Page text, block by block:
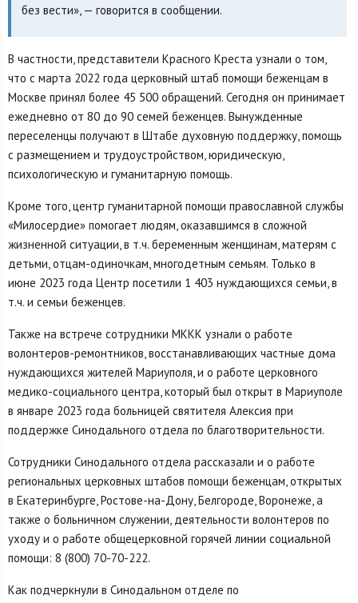
без вести», — говорится в сообщении.
В частности, представители Красного Креста узнали о том,
что с марта 2022 года церковный штаб помощи беженцам в
Москве принял более 45 500 обращений. Сегодня он принимает
ежедневно от 80 до 90 семей беженцев. Вынужденные
переселенцы получают в Штабе духовную поддержку, помощь
с размещением и трудоустройством, юридическую,
психологическую и гуманитарную помощь.
Кроме того, центр гуманитарной помощи православной службы
«Милосердие» помогает людям, оказавшимся в сложной
жизненной ситуации, в т.ч. беременным женщинам, матерям с
детьми, отцам-одиночкам, многодетным семьям. Только в
июне 2023 года Центр посетили 1 403 нуждающихся семьи, в
т.ч. и семьи беженцев.
Также на встрече сотрудники МККК узнали о работе
волонтеров-ремонтников, восстанавливающих частные дома
нуждающихся жителей Мариуполя, и о работе церковного
медико-социального центра, который был открыт в Мариуполе
в январе 2023 года больницей святителя Алексия при
поддержке Синодального отдела по благотворительности.
Сотрудники Синодального отдела рассказали и о работе
региональных церковных штабов помощи беженцам, открытых
в Екатеринбурге, Ростове-на-Дону, Белгороде, Воронеже, а
также о больничном служении, деятельности волонтеров по
уходу и о работе общецерковной горячей линии социальной
помощи: 8 (800) 70-70-222.
Как подчеркнули в Синодальном отделе по